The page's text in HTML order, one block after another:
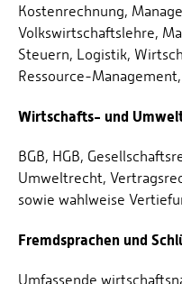
Kostenrechnung,
Volkswirtschaftslehre,
Steuern, Logistik,
Ressource-
Wirtschafts- und
BGB, HGB,
Umweltrecht,
sowie wahlweise
Fremdsprachen und
Umfassende